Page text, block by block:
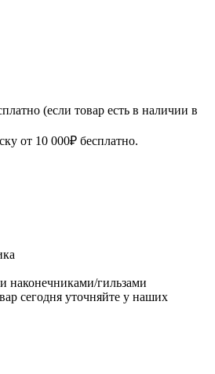
(если товар есть в наличии в
от 10 000₽ бесплатно.
гильзами
сегодня уточняйте у наших